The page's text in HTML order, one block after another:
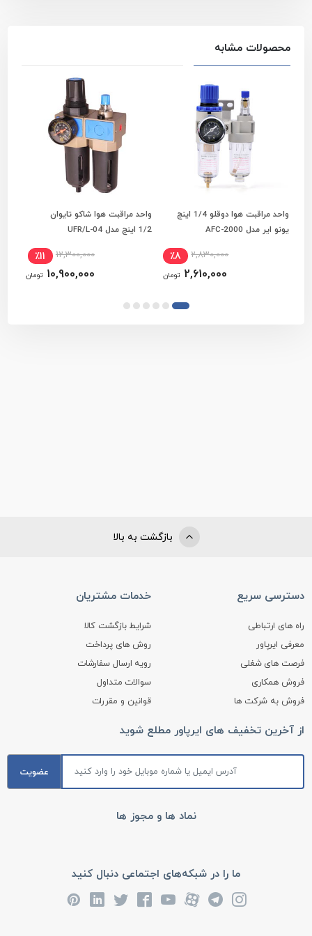
محصولات مشابه
افزودن به سبد خریدواحد مراقبت هوا دوقلو 1/4 اینچ
یونو ایر مدل AFC-2000
2,830,000 ٪8
2,610,000 تومان
افزودن به سبد خرید
واحد مراقبت هوا شاکو تایوان
1/2 اینچ مدل UFR/L-04
12,300,000 ٪11
10,900,000 تومان
بازگشت به بالا
دسترسی سریع
راه های ارتباطی
معرفی ایرپاور
فرصت های شغلی
فروش همکاری
فروش به شرکت ها
خدمات مشتریان
شرایط بازگشت کالا
روش های پرداخت
رویه ارسال سفارشات
سوالات متداول
قوانین و مقررات
از آخرین تخفیف های ایرپاور مطلع شوید
عضویت
نماد ها و مجوز ها
ما را در شبکه‌های اجتماعی دنبال کنید